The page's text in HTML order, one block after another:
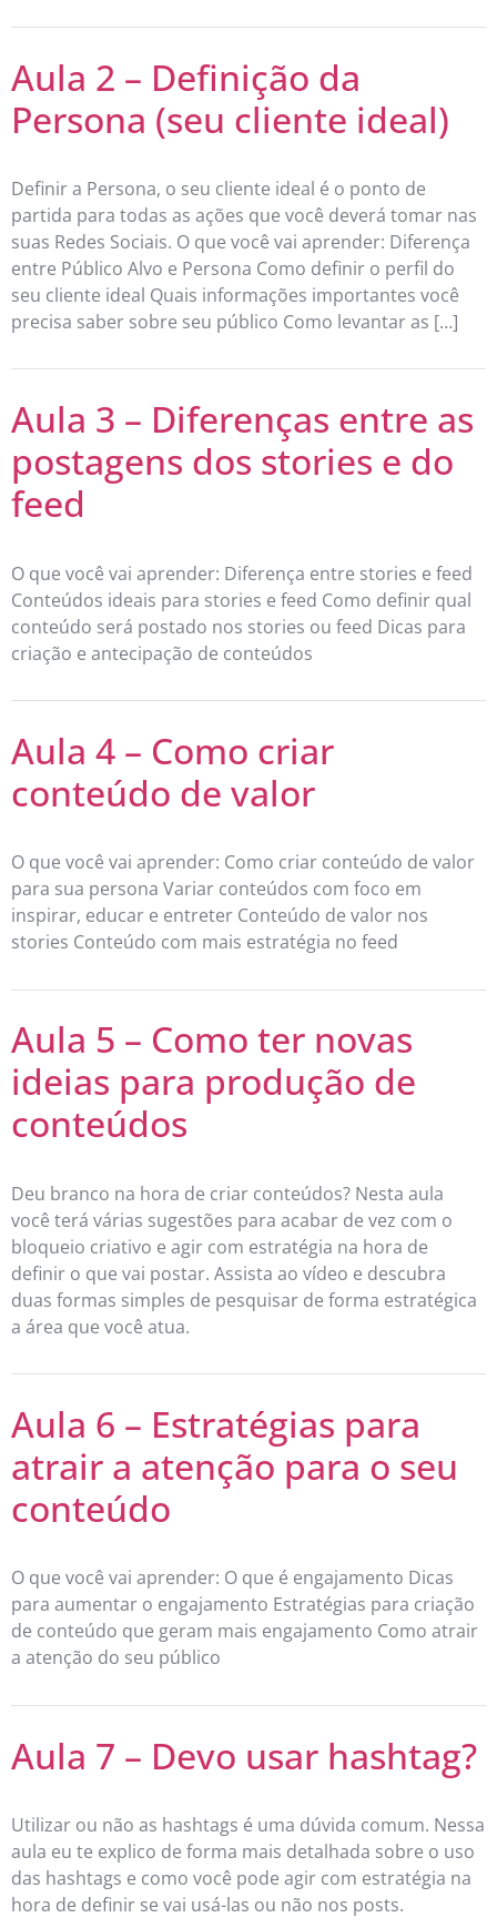
Aula 2 – Definição da
Persona (seu cliente ideal)
Definir a Persona, o seu cliente ideal é o ponto de
partida para todas as ações que você deverá tomar nas
suas Redes Sociais. O que você vai aprender: Diferença
entre Público Alvo e Persona Como definir o perfil do
seu cliente ideal Quais informações importantes você
precisa saber sobre seu público Como levantar as […]
Aula 3 – Diferenças entre as
postagens dos stories e do
feed
O que você vai aprender: Diferença entre stories e feed
Conteúdos ideais para stories e feed Como definir qual
conteúdo será postado nos stories ou feed Dicas para
criação e antecipação de conteúdos
Aula 4 – Como criar
conteúdo de valor
O que você vai aprender: Como criar conteúdo de valor
para sua persona Variar conteúdos com foco em
inspirar, educar e entreter Conteúdo de valor nos
stories Conteúdo com mais estratégia no feed
Aula 5 – Como ter novas
ideias para produção de
conteúdos
Deu branco na hora de criar conteúdos? Nesta aula
você terá várias sugestões para acabar de vez com o
bloqueio criativo e agir com estratégia na hora de
definir o que vai postar. Assista ao vídeo e descubra
duas formas simples de pesquisar de forma estratégica
a área que você atua.
Aula 6 – Estratégias para
atrair a atenção para o seu
conteúdo
O que você vai aprender: O que é engajamento Dicas
para aumentar o engajamento Estratégias para criação
de conteúdo que geram mais engajamento Como atrair
a atenção do seu público
Aula 7 – Devo usar hashtag?
Utilizar ou não as hashtags é uma dúvida comum. Nessa
aula eu te explico de forma mais detalhada sobre o uso
das hashtags e como você pode agir com estratégia na
hora de definir se vai usá-las ou não nos posts.